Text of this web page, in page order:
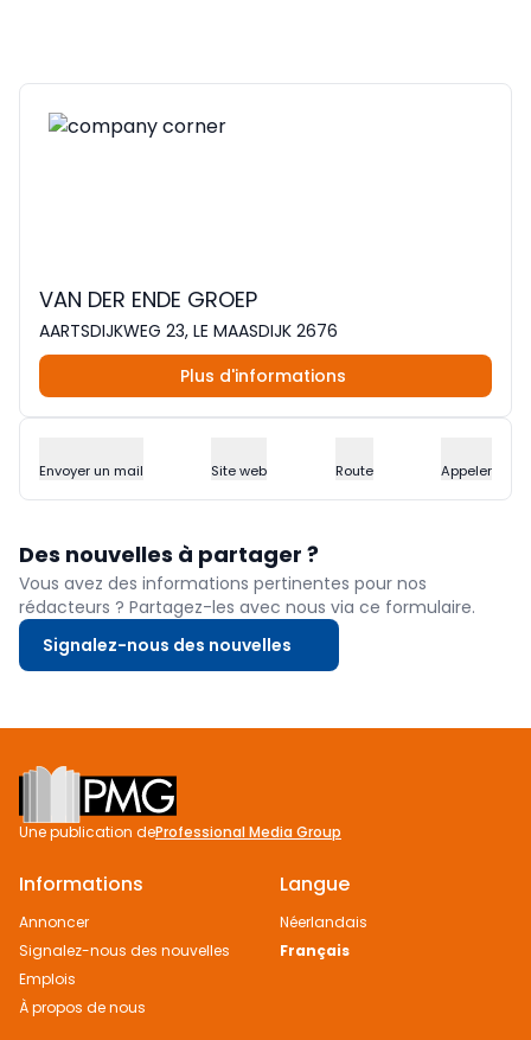
VAN DER ENDE GROEP
AARTSDIJKWEG 23, LE MAASDIJK 2676
Plus d'informations
Envoyer un mail Site web Route Appeler
Des nouvelles à partager ?
Vous avez des informations pertinentes pour nos
rédacteurs ? Partagez-les avec nous via ce formulaire.
Signalez-nous des nouvelles
Footer
Une publication deProfessional Media Group
Informations
Annoncer
Signalez-nous des nouvelles
Emplois
À propos de nous
Langue
Néerlandais
Français